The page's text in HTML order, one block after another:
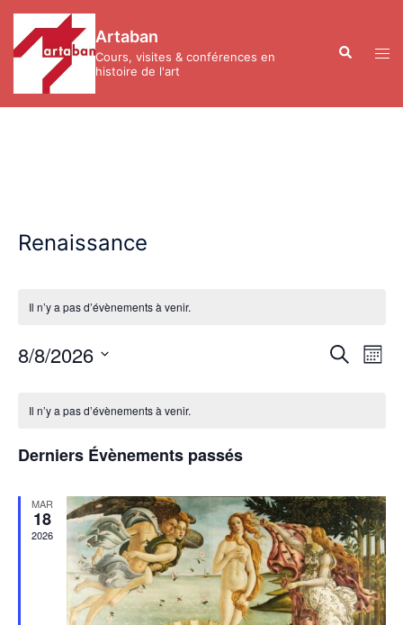
contenu
Artaban
Cours, visites & conférences en
histoire de l'art
Renaissance
Il n’y a pas d’évènements à venir.
de
MOIS
8/8/2026
date.
de
Évènements
Il n’y a pas d’évènements à venir.
Derniers Évènements passés
MAR
18
2026